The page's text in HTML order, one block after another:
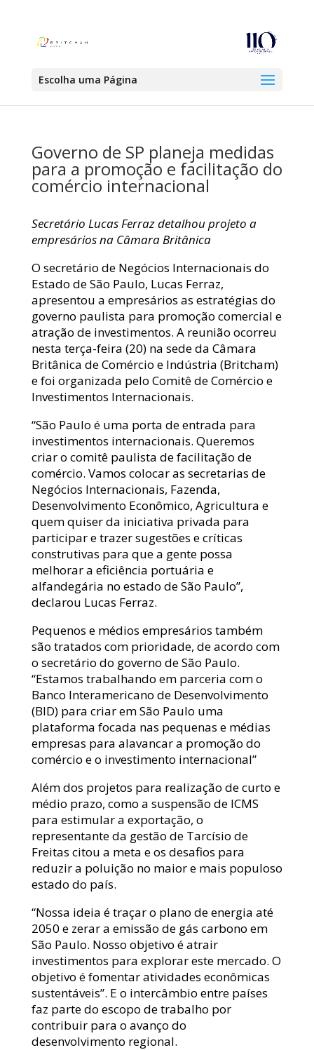
Escolha uma Página
Governo de SP planeja medidas
para a promoção e facilitação do
comércio internacional
Secretário Lucas Ferraz detalhou projeto a
empresários na Câmara Britânica
O secretário de Negócios Internacionais do
Estado de São Paulo, Lucas Ferraz,
apresentou a empresários as estratégias do
governo paulista para promoção comercial e
atração de investimentos. A reunião ocorreu
nesta terça-feira (20) na sede da Câmara
Britânica de Comércio e Indústria (Britcham)
e foi organizada pelo Comitê de Comércio e
Investimentos Internacionais.
“São Paulo é uma porta de entrada para
investimentos internacionais. Queremos
criar o comitê paulista de facilitação de
comércio. Vamos colocar as secretarias de
Negócios Internacionais, Fazenda,
Desenvolvimento Econômico, Agricultura e
quem quiser da iniciativa privada para
participar e trazer sugestões e críticas
construtivas para que a gente possa
melhorar a eficiência portuária e
alfandegária no estado de São Paulo”,
declarou Lucas Ferraz.
Pequenos e médios empresários também
são tratados com prioridade, de acordo com
o secretário do governo de São Paulo.
“Estamos trabalhando em parceria com o
Banco Interamericano de Desenvolvimento
(BID) para criar em São Paulo uma
plataforma focada nas pequenas e médias
empresas para alavancar a promoção do
comércio e o investimento internacional”
Além dos projetos para realização de curto e
médio prazo, como a suspensão de ICMS
para estimular a exportação, o
representante da gestão de Tarcísio de
Freitas citou a meta e os desafios para
reduzir a poluição no maior e mais populoso
estado do país.
“Nossa ideia é traçar o plano de energia até
2050 e zerar a emissão de gás carbono em
São Paulo. Nosso objetivo é atrair
investimentos para explorar este mercado. O
objetivo é fomentar atividades econômicas
sustentáveis”. E o intercâmbio entre países
faz parte do escopo de trabalho por
contribuir para o avanço do
desenvolvimento regional.